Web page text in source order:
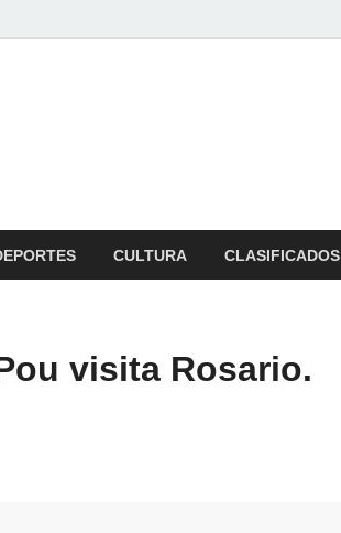
CULTURA CLASIFICADOS
visita Rosario.